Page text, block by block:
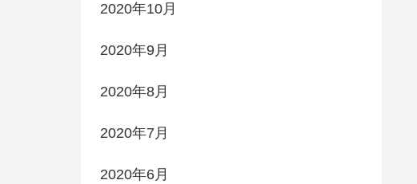
2020年10月
2020年9月
2020年8月
2020年7月
2020年6月